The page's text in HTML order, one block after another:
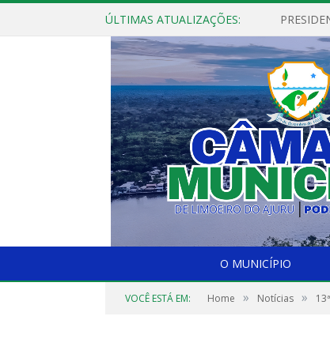
ÚLTIMAS ATUALIZAÇÕES:
O MUNICÍPIO
VOCÊ ESTÁ EM: Home » Notícias »